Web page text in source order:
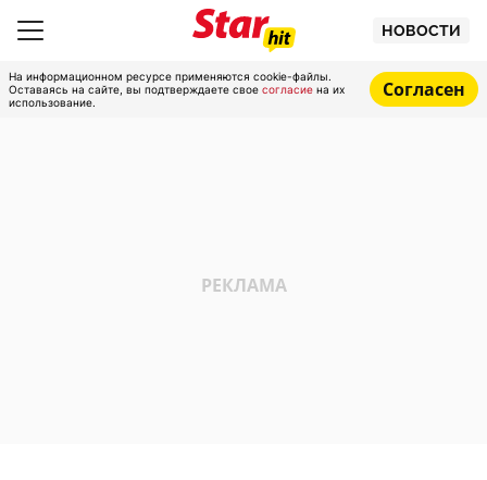
НОВОСТИ
На информационном ресурсе применяются cookie-файлы.
Оставаясь на сайте, вы подтверждаете свое согласие на их
использование.
Согласен